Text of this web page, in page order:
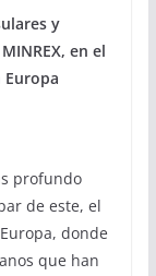
y
en el
Europa
profundo
de este, el
donde
que han